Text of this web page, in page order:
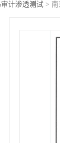
计渗透测试 > 南